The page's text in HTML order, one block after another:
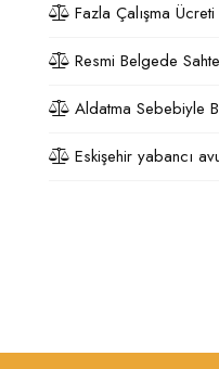
Fazla Çalışma
Resmi Belgede
Aldatma Sebebiyle
Eskişehir yabancı